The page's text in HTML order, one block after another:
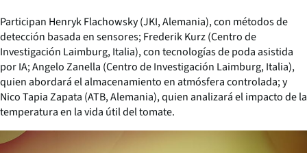
Participan Henryk Flachowsky (JKI, Alemania), con métodos de
detección basada en sensores; Frederik Kurz (Centro de
Investigación Laimburg, Italia), con tecnologías de poda asistida
por IA; Angelo Zanella (Centro de Investigación Laimburg, Italia),
quien abordará el almacenamiento en atmósfera controlada; y
Nico Tapia Zapata (ATB, Alemania), quien analizará el impacto de la
temperatura en la vida útil del tomate.